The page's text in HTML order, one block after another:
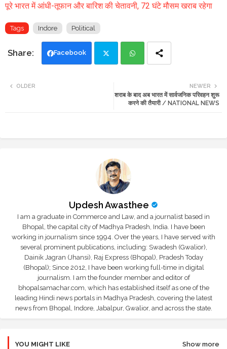
पूरे भारत में आंधी-तूफान और बारिश की चेतावनी, 72 घंटे मौसम खराब रहेगा
Tags Indore Political
Facebook
ats
NEWER
शराब के बाद अब भारत में सार्वजनिक परिवहन शुरू
करने की तैयारी / NATIONAL NEWS
OLDER
Updesh Awasthee
I am a graduate in Commerce and Law, and a journalist based in
Bhopal, the capital city of Madhya Pradesh, India. I have been
working in journalism since 1994. Over the years, I have served with
several prominent publications, including: Swadesh (Gwalior),
Dainik Jagran (Jhansi), Raj Express (Bhopal), Pradesh Today
(Bhopal); Since 2012, I have been working full-time in digital
journalism. I am the founder member and editor of
bhopalsamachar.com, which has established itself as one of the
leading Hindi news portals in Madhya Pradesh, covering the latest
news from Bhopal, Indore, Jabalpur, Gwalior, and across the state.
YOU MIGHT LIKE Show more